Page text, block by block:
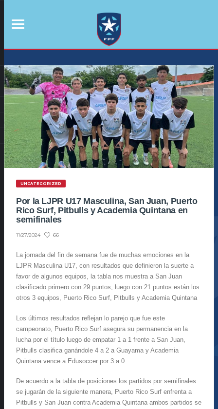
UNCATEGORIZED
Por la LJPR U17 Masculina, San Juan, Puerto
Rico Surf, Pitbulls y Academia Quintana en
semifinales
11/27/2024 66
La jornada del fin de semana fue de muchas emociones en la
LJPR Masculina U17, con resultados que definieron la suerte a
favor de algunos equipos, la tabla nos muestra a San Juan
clasificado primero con 29 puntos, luego con 21 puntos están los
otros 3 equipos, Puerto Rico Surf, Pitbulls y Academia Quintana
Los últimos resultados reflejan lo parejo que fue este
campeonato, Puerto Rico Surf asegura su permanencia en la
lucha por el título luego de empatar 1 a 1 frente a San Juan,
Pitbulls clasifica ganándole 4 a 2 a Guayama y Academia
Quintana vence a Edusoccer por 3 a 0
De acuerdo a la tabla de posiciones los partidos por semifinales
se jugarán de la siguiente manera, Puerto Rico Surf enfrenta a
Pitbulls y San Juan contra Academia Quintana ambos partidos se